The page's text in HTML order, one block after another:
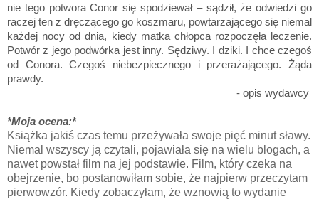
nie tego potwora Conor się spodziewał – sądził, że odwiedzi go
raczej ten z dręczącego go koszmaru, powtarzającego się niemal
każdej nocy od dnia, kiedy matka chłopca rozpoczęła leczenie.
Potwór z jego podwórka jest inny. Sędziwy. I dziki. I chce czegoś
od Conora. Czegoś niebezpiecznego i przerażającego. Żąda
prawdy.
- opis wydawcy
*Moja ocena:*
Książka jakiś czas temu przeżywała swoje pięć minut sławy.
Niemal wszyscy ją czytali, pojawiała się na wielu blogach, a
nawet powstał film na jej podstawie. Film, który czeka na
obejrzenie, bo postanowiłam sobie, że najpierw przeczytam
pierwowzór. Kiedy zobaczyłam, że wznowią to wydanie